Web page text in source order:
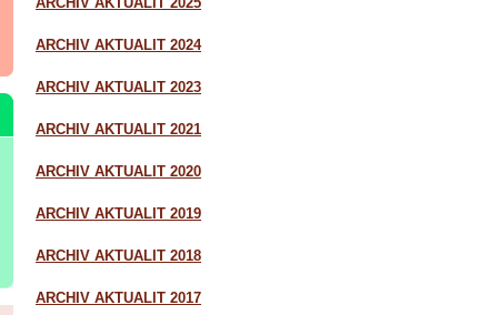
ARCHIV AKTUALIT 2024
ARCHIV AKTUALIT 2023
ARCHIV AKTUALIT 2021
ARCHIV AKTUALIT 2020
ARCHIV AKTUALIT 2019
ARCHIV AKTUALIT 2018
ARCHIV AKTUALIT 2017